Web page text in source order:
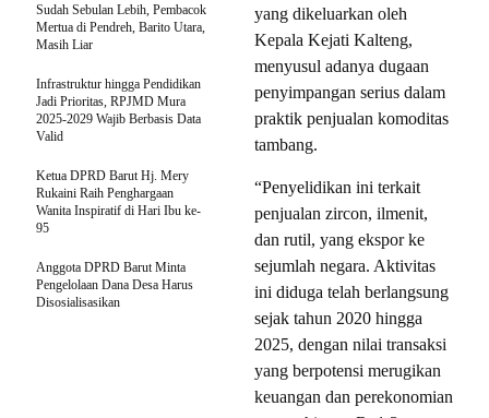
yang dikeluarkan oleh
Kepala Kejati Kalteng,
menyusul adanya dugaan
penyimpangan serius dalam
praktik penjualan komoditas
tambang.
“Penyelidikan ini terkait
penjualan zircon, ilmenit,
dan rutil, yang ekspor ke
sejumlah negara. Aktivitas
ini diduga telah berlangsung
sejak tahun 2020 hingga
2025, dengan nilai transaksi
yang berpotensi merugikan
keuangan dan perekonomian
Sudah Sebulan Lebih, Pembacok
Mertua di Pendreh, Barito Utara,
Masih Liar
Infrastruktur hingga Pendidikan
Jadi Prioritas, RPJMD Mura
2025-2029 Wajib Berbasis Data
Valid
Ketua DPRD Barut Hj. Mery
Rukaini Raih Penghargaan
Wanita Inspiratif di Hari Ibu ke-
95
Anggota DPRD Barut Minta
Pengelolaan Dana Desa Harus
Disosialisasikan